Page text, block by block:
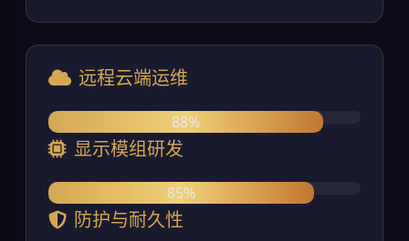
远程云端运维
88%
显示模组研发
85%
防护与耐久性